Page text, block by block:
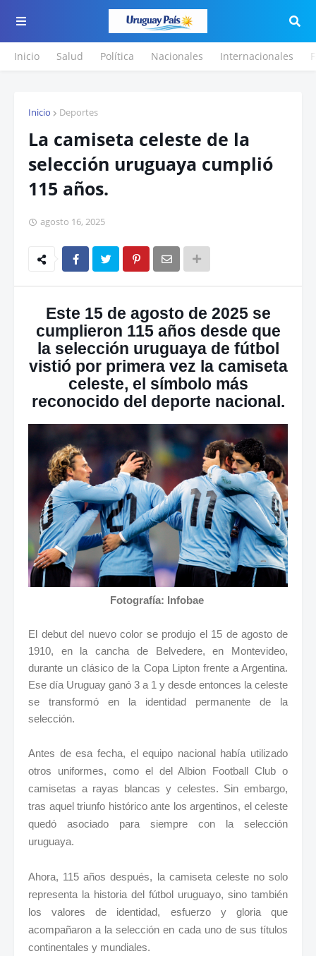
Inicio Salud Política Nacionales Internacionales
Inicio Deportes
La camiseta celeste de la
selección uruguaya cumplió
115 años.
agosto 16, 2025
Este 15 de agosto de 2025 se
cumplieron 115 años desde que
la selección uruguaya de fútbol
vistió por primera vez la camiseta
celeste, el símbolo más
reconocido del deporte nacional.
Fotografía: Infobae
El debut del nuevo color se produjo el 15 de agosto de
1910, en la cancha de Belvedere, en Montevideo,
durante un clásico de la Copa Lipton frente a Argentina.
Ese día Uruguay ganó 3 a 1 y desde entonces la celeste
se transformó en la identidad permanente de la
selección.
Antes de esa fecha, el equipo nacional había utilizado
otros uniformes, como el del Albion Football Club o
camisetas a rayas blancas y celestes. Sin embargo,
tras aquel triunfo histórico ante los argentinos, el celeste
quedó asociado para siempre con la selección
uruguaya.
Ahora, 115 años después, la camiseta celeste no solo
representa la historia del fútbol uruguayo, sino también
los valores de identidad, esfuerzo y gloria que
acompañaron a la selección en cada uno de sus títulos
continentales y mundiales.